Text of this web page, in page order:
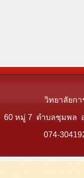
วิทยาลัยกา
60 หมู่ 7 ตำบลชุมพล อ
074-